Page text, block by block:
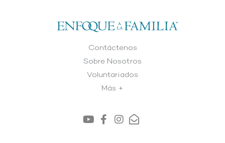
Contáctenos
Sobre Nosotros
Voluntariados
Más +